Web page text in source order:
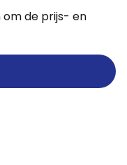
om de prijs- en